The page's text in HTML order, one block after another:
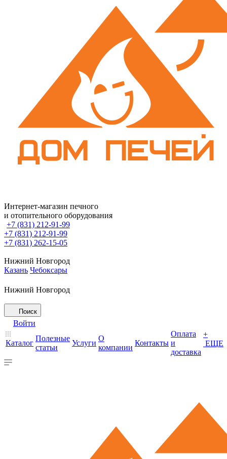
Интернет-магазин печного
и отопительного оборудования
+7 (831) 212-91-99
+7 (831) 212-91-99
+7 (831) 262-15-05
Нижний Новгород
Казань Чебоксары
Нижний Новгород
Поиск
Войти
Каталог
Полезные
статьи
Услуги
О
компании
Контакты
Оплата
и
доставка
+
ЕЩЕ